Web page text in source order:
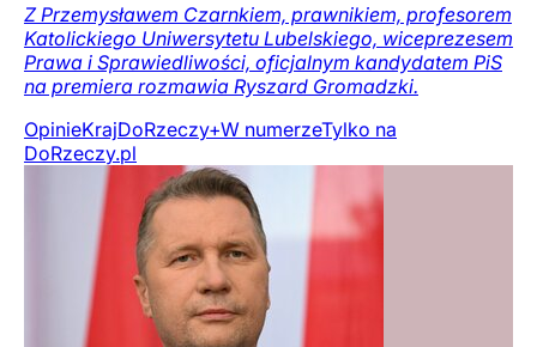
Z Przemysławem Czarnkiem, prawnikiem, profesorem
Katolickiego Uniwersytetu Lubelskiego, wiceprezesem
Prawa i Sprawiedliwości, oficjalnym kandydatem PiS
na premiera rozmawia Ryszard Gromadzki.
OpinieKrajDoRzeczy+W numerzeTylko na
DoRzeczy.pl